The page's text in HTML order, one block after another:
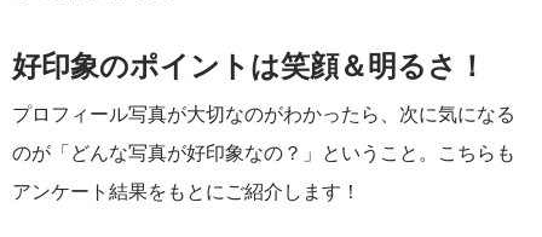
好印象のポイントは笑顔＆明るさ！
プロフィール写真が大切なのがわかったら、次に気になる
のが「どんな写真が好印象なの？」ということ。こちらも
アンケート結果をもとにご紹介します！